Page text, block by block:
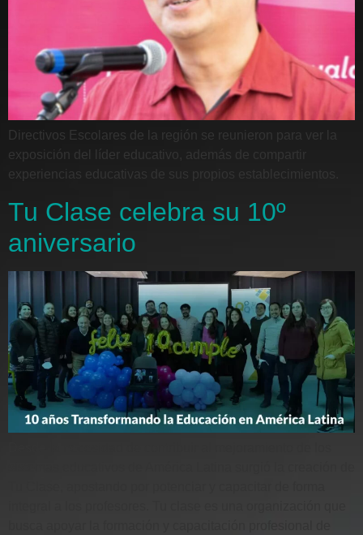
Directivos Escolares de la región se reunieron para ver la
exposición del líder educativo, además de compartir
experiencias educativas de sus propios establecimientos.
Tu Clase celebra su 10º
aniversario